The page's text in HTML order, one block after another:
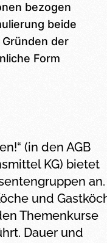
bezogen
beide
der
Form
(in den AGB
KG) bietet
an.
und
Themenkurse
Dauer und